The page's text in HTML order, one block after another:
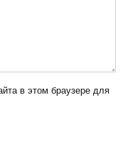
в этом браузере для